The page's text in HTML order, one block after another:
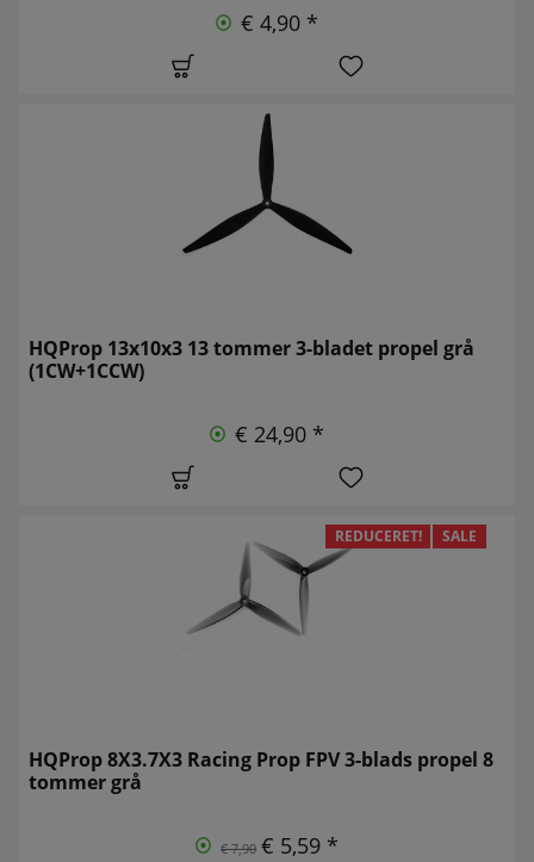
€ 4,90 *
HQProp 13x10x3 13 tommer 3-bladet propel grå
(1CW+1CCW)
€ 24,90 *
REDUCERET! SALE
HQProp 8X3.7X3 Racing Prop FPV 3-blads propel 8
tommer grå
€ 7,90 € 5,59 *